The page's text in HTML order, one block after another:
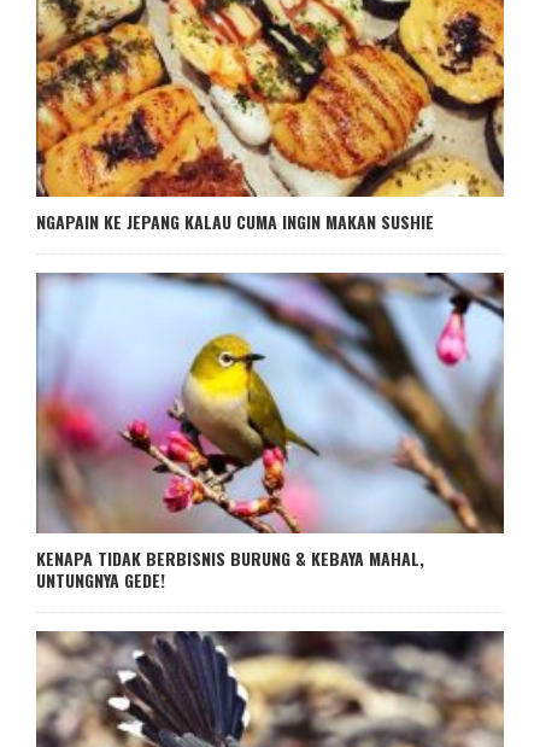
NGAPAIN KE JEPANG KALAU CUMA INGIN MAKAN SUSHIE
KENAPA TIDAK BERBISNIS BURUNG & KEBAYA MAHAL,
UNTUNGNYA GEDE!